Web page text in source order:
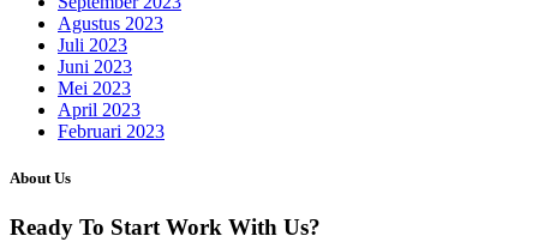
Agustus 2023
Juli 2023
Juni 2023
Mei 2023
April 2023
Februari 2023
About Us
Ready To StartWork With Us?